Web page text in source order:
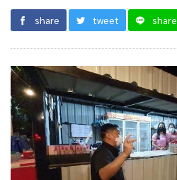
share tweet share